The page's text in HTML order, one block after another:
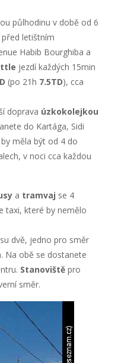
půlhodinu v době od 6
letištním
Habib Bourghiba a
jezdí každých 15min
(po 21h 7.5TD), cca
doprava úzkokolejkou
do Kartága, Sidi
měla být od 4 do
v noci cca každou
a tramvaj se 4
taxi, které by nemělo
dvě, jedno pro směr
Na obě se dostanete
Stanoviště pro
směr.